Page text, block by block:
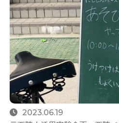
2023.06.19